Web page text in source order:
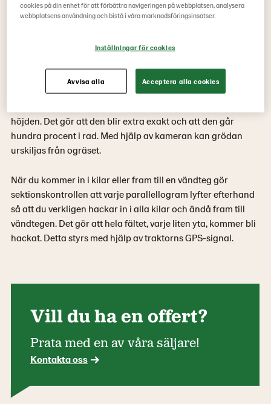
Radhackning med kamerastyrning
Chopstar kan utrustas med kamerastyrning. Den läser över
höjden. Det gör att den blir extra exakt och att den går
hundra procent i rad. Med hjälp av kameran kan grödan
urskiljas från ogräset.
När du kommer in i kilar eller fram till en vändteg gör
sektionskontrollen att varje parallellogram lyfter efterhand
så att du verkligen hackar in i alla kilar och ändå fram till
vändtegen. Det gör att hela fältet, varje liten yta, kommer bli
hackat. Detta styrs med hjälp av traktorns GPS-signal.
Vill du ha en offert?
Prata med en av våra säljare!
Kontakta oss
cookies på din enhet för att förbättra navigeringen på webbplatsen, analysera
webbplatsens användning och bistå i våra marknadsföringsinsatser.
Inställningar för cookies
Avvisa alla Acceptera alla cookies